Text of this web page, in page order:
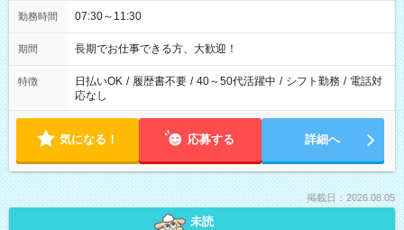
勤務時間 07:30～11:30
期間 長期でお仕事できる方、大歓迎！
特徴 日払いOK / 履歴書不要 / 40～50代活躍中 / シフト勤務 / 電話対
応なし
気になる！ 応募する 詳細へ
掲載日：2026.08.05
未読